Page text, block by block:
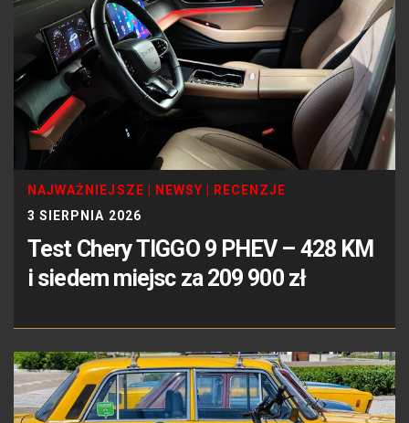
NAJWAŻNIEJSZE NEWSY
RECENZJE
3 SIERPNIA 2026
Test Chery TIGGO 9 PHEV – 428 KM
i siedem miejsc za 209 900 zł